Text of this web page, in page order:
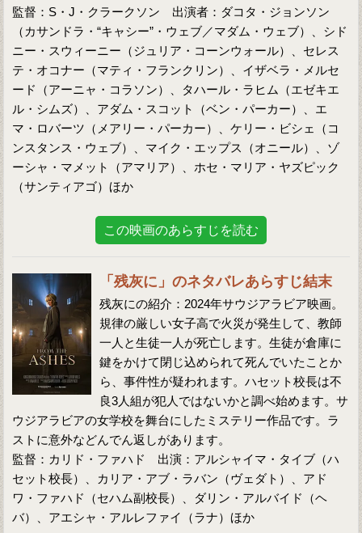
監督：S・J・クラークソン 出演者：ダコタ・ジョンソン
（カサンドラ・“キャシー”・ウェブ／マダム・ウェブ）、シド
ニー・スウィーニー（ジュリア・コーンウォール）、セレス
テ・オコナー（マティ・フランクリン）、イザベラ・メルセ
ード（アーニャ・コラソン）、タハール・ラヒム（エゼキエ
ル・シムズ）、アダム・スコット（ベン・パーカー）、エ
マ・ロバーツ（メアリー・パーカー）、ケリー・ビシェ（コ
ンスタンス・ウェブ）、マイク・エップス（オニール）、ゾ
ーシャ・マメット（アマリア）、ホセ・マリア・ヤズピック
（サンティアゴ）ほか
この映画のあらすじを読む
「残灰に」のネタバレあらすじ結末
残灰にの紹介：2024年サウジアラビア映画。
規律の厳しい女子高で火災が発生して、教師
一人と生徒一人が死亡します。生徒が倉庫に
鍵をかけて閉じ込められて死んでいたことか
ら、事件性が疑われます。ハセット校長は不
良3人組が犯人ではないかと調べ始めます。サ
ウジアラビアの女学校を舞台にしたミステリー作品です。ラ
ストに意外などんでん返しがあります。
監督：カリド・ファハド 出演：アルシャイマ・タイブ（ハ
セット校長）、カリア・アブ・ラバン（ヴェダト）、アド
ワ・ファハド（セハム副校長）、ダリン・アルバイド（ヘ
バ）、アエシャ・アルレファイ（ラナ）ほか